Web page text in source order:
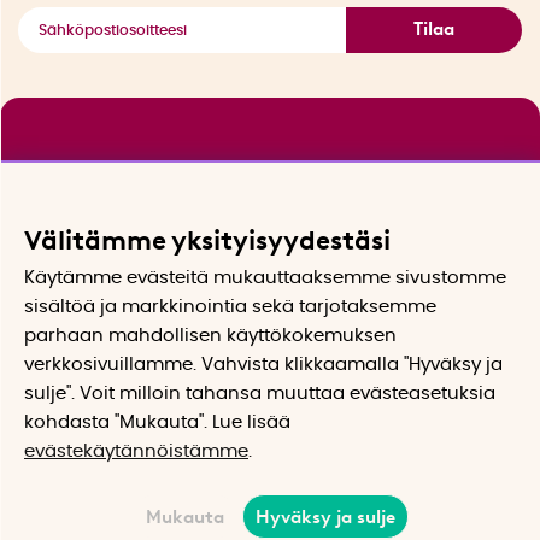
Tilaa
Välitämme yksityisyydestäsi
Käytämme evästeitä mukauttaaksemme sivustomme
sisältöä ja markkinointia sekä tarjotaksemme
parhaan mahdollisen käyttökokemuksen
verkkosivuillamme. Vahvista klikkaamalla "Hyväksy ja
sulje". Voit milloin tahansa muuttaa evästeasetuksia
kohdasta "Mukauta". Lue lisää
evästekäytännöistämme
Mukauta Hyväksy ja sulje